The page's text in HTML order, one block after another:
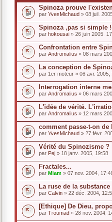
Spinoza prouve
par YvesMichaud » 08 juil.
Spinoza ,pas si simple
par hokousai » 26 juin 2005,
Confrontation entre
par Andromalius » 08 mars
La conception de
par 1er moteur » 06 avr. 2005,
Interrogation interne
par Andromalius » 06 mars
L'idée de vérité.
par Andromalius » 12 mars
comment passe-t-on
par YvesMichaud » 27 févr.
Vérité du Spinozisme ?
par Pej » 18 janv. 2005, 19:58
Fractales...
par Miam » 07 nov. 2004,
La ruse de la substance
par Calvin » 22 déc. 2004,
[Ethique] De Dieu,
par Troumad » 28 nov. 2004,